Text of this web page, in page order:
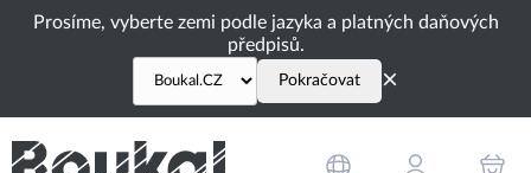
Prosíme, vyberte zemi podle jazyka a platných daňových
předpisů.
Pokračovat ×